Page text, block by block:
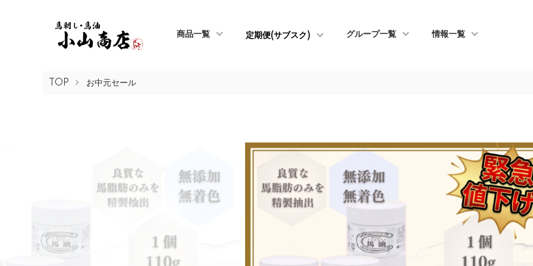
商品一覧 定期便(サブスク) グループ一覧 情報一覧
TOP お中元セール